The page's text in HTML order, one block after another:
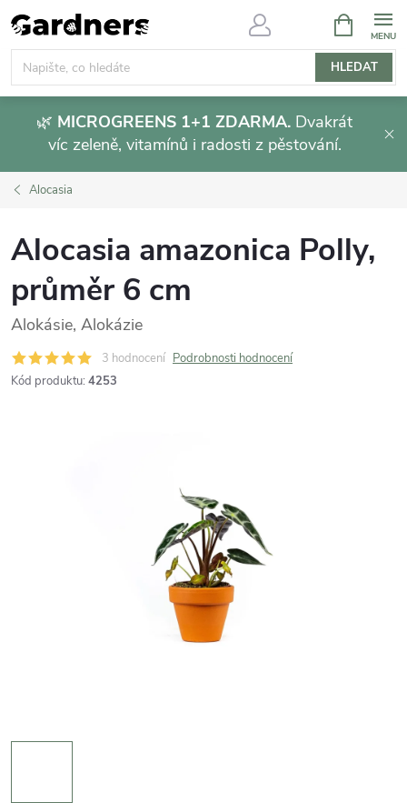
Přejít
na
obsah
HLEDAT
NÁKUPNÍ
KOŠÍK
🌿 MICROGREENS 1+1 ZDARMA. Dvakrát
víc zeleně, vitamínů i radosti z pěstování.
Alocasia
Alocasia amazonica Polly,
průměr 6 cm
Alokásie, Alokázie
3 hodnocení Podrobnosti hodnocení
Kód produktu: 4253